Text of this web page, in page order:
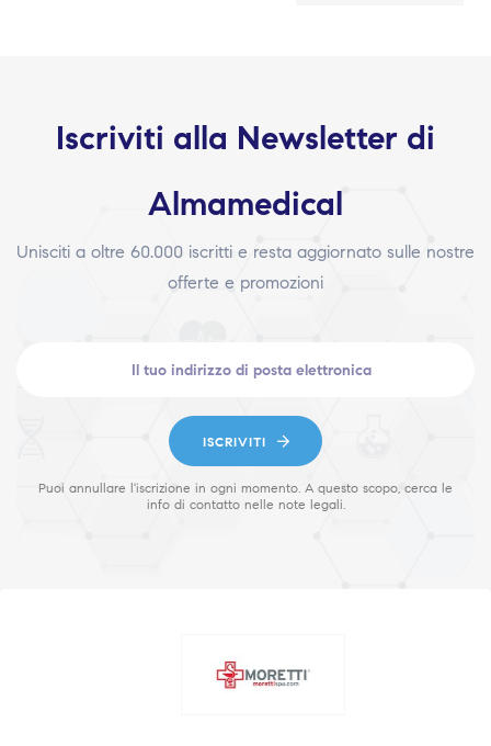
Iscriviti alla Newsletter di
Almamedical
Unisciti a oltre 60.000 iscritti e resta aggiornato sulle nostre
offerte e promozioni
ISCRIVITI
Puoi annullare l'iscrizione in ogni momento. A questo scopo, cerca le
info di contatto nelle note legali.